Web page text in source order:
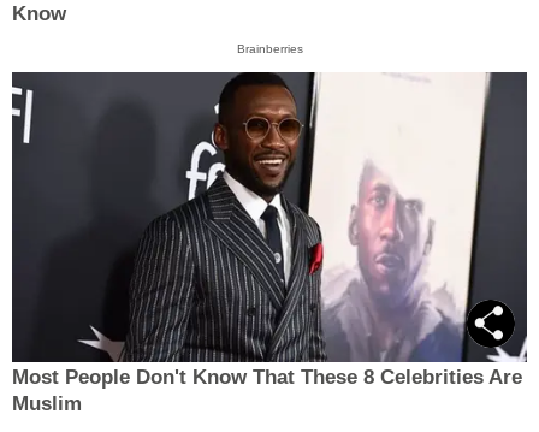
Know
Brainberries
Most People Don't Know That These 8 Celebrities Are
Muslim